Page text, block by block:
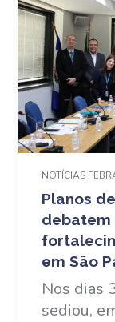
NOTÍCIAS
Planos
em São
Nos dias
sediou,